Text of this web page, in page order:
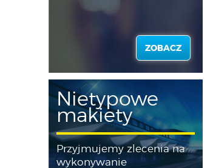
ZOBACZ
Nietypowe
makiety
Przyjmujemy zlecenia na
wykonywanie